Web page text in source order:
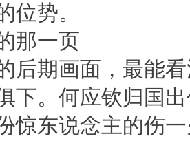
位势。
那一页
后期画面，最能
下。何应钦归国
惊东说念主的伤